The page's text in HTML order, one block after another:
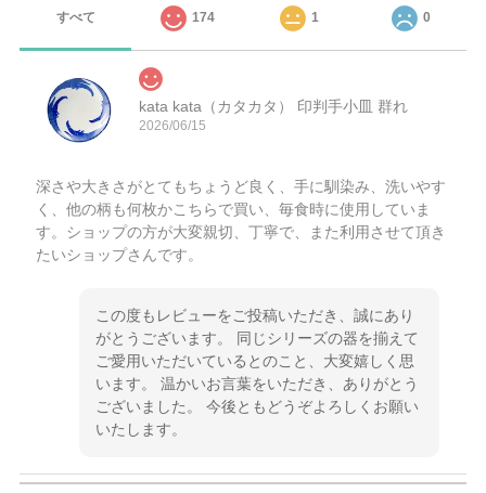
すべて 174 1 0
kata kata（カタカタ） 印判手小皿 群れ
2026/06/15
深さや大きさがとてもちょうど良く、手に馴染み、洗いやす
く、他の柄も何枚かこちらで買い、毎食時に使用していま
す。ショップの方が大変親切、丁寧で、また利用させて頂き
たいショップさんです。
この度もレビューをご投稿いただき、誠にあり
がとうございます。 同じシリーズの器を揃えて
ご愛用いただいているとのこと、大変嬉しく思
います。 温かいお言葉をいただき、ありがとう
ございました。 今後ともどうぞよろしくお願い
いたします。